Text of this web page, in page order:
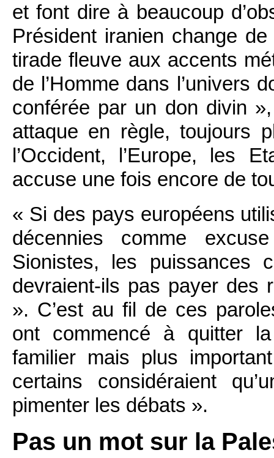
et font dire à beaucoup
Président iranien change
tirade fleuve aux accents
de l’Homme dans l’univers
conférée par un don divin
attaque en règle, toujours
l’Occident, l’Europe, les
accuse une fois encore de
« Si des pays européens
décennies comme
Sionistes, les puissances
devraient-ils pas payer des
». C’est au fil de ces
ont commencé à quitter
familier mais plus
certains considéraient
pimenter les débats ».
Pas un mot sur la